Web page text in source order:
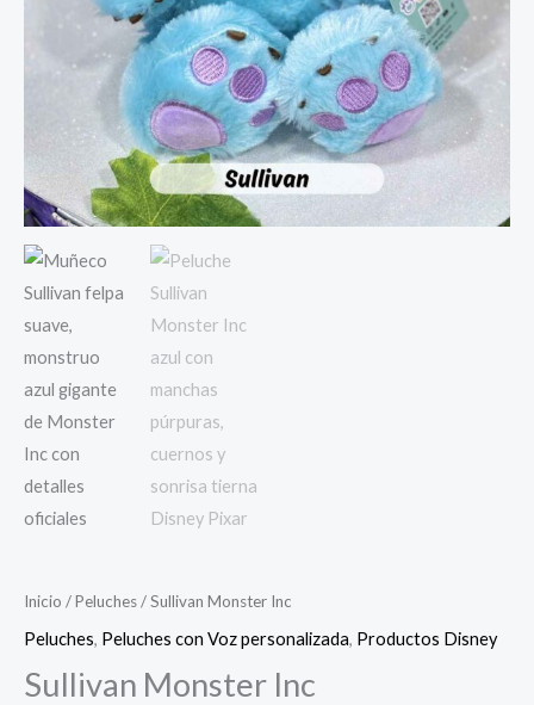
Inicio /Peluches/ Sullivan Monster Inc
Peluches, Peluches con Voz personalizada, Productos Disney
Sullivan Monster Inc